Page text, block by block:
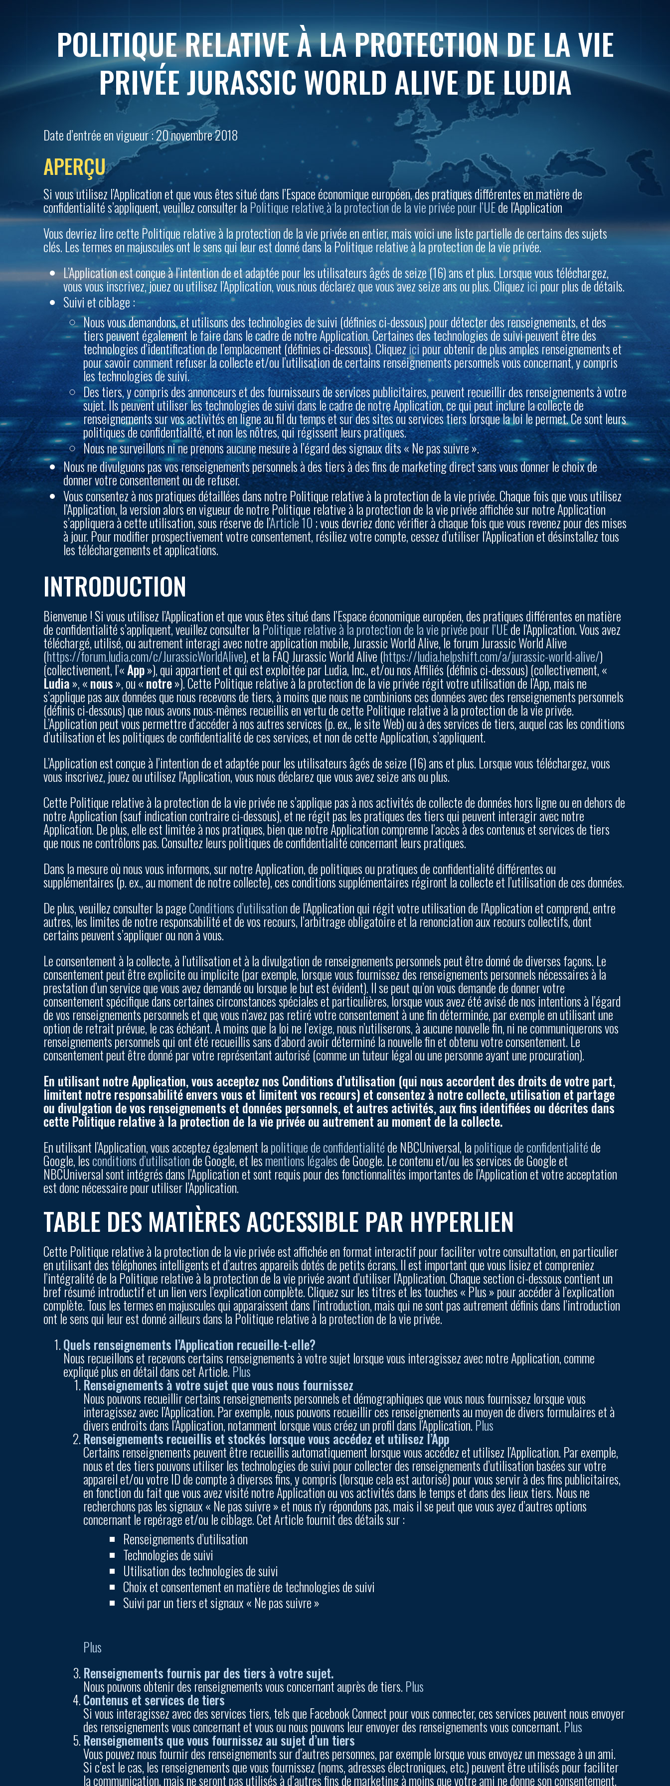
POLITIQUE RELATIVE À LA PROTECTION DE LA VIE
PRIVÉE JURASSIC WORLD ALIVE DE LUDIA
Date d’entrée en vigueur : 20 novembre 2018
APERÇU
Si vous utilisez l’Application et que vous êtes situé dans l’Espace économique européen, des pratiques différentes en matière de
confidentialité s’appliquent, veuillez consulter la Politique relative à la protection de la vie privée pour l’UEde l’Application
Vous devriez lire cette Politique relative à la protection de la vie privée en entier, mais voici une liste partielle de certains des sujets
clés. Les termes en majuscules ont le sens qui leur est donné dans la Politique relative à la protection de la vie privée.
L’Application est conçue à l’intention de et adaptée pour les utilisateurs âgés de seize (16) ans et plus. Lorsque vous téléchargez,
vous vous inscrivez, jouez ou utilisez l’Application, vous nous déclarez que vous avez seize ans ou plus. Cliquez ici pour plus de détails.
Suivi et ciblage :
Nous vous demandons, et utilisons des technologies de suivi (définies ci-dessous) pour détecter des renseignements, et des
tiers peuvent également le faire dans le cadre de notre Application. Certaines des technologies de suivi peuvent être des
technologies d’identification de l’emplacement (définies ci-dessous). Cliquezici pour obtenir de plus amples renseignements et
pour savoir comment refuser la collecte et/ou l’utilisation de certains renseignements personnels vous concernant, y compris
les technologies de suivi.
Des tiers, y compris des annonceurs et des fournisseurs de services publicitaires, peuvent recueillir des renseignements à votre
sujet. Ils peuvent utiliser les technologies de suivi dans le cadre de notre Application, ce qui peut inclure la collecte de
renseignements sur vos activités en ligne au fil du temps et sur des sites ou services tiers lorsque la loi le permet. Ce sont leurs
politiques de confidentialité, et non les nôtres, qui régissent leurs pratiques.
Nous ne surveillons ni ne prenons aucune mesure à l’égard des signaux dits « Ne pas suivre ».
Nous ne divulguons pas vos renseignements personnels à des tiers à des fins de marketing direct sans vous donner le choix de
donner votre consentement ou de refuser.
Vous consentez à nos pratiques détaillées dans notre Politique relative à la protection de la vie privée. Chaque fois que vous utilisez
l’Application, la version alors en vigueur de notre Politique relative à la protection de la vie privée affichée sur notre Application
s’appliquera à cette utilisation, sous réserve de l’Article 10 ; vous devriez donc vérifier à chaque fois que vous revenez pour des mises
à jour. Pour modifier prospectivement votre consentement, résiliez votre compte, cessez d’utiliser l’Application et désinstallez tous
les téléchargements et applications.
INTRODUCTION
Bienvenue ! Si vous utilisez l’Application et que vous êtes situé dans l’Espace économique européen, des pratiques différentes en matière
de confidentialité s’appliquent, veuillez consulter la Politique relative à la protection de la vie privée pour l’UEde l’Application. Vous avez
téléchargé, utilisé, ou autrement interagi avec notre application mobile, Jurassic World Alive, le forum Jurassic World Alive
(https://forum.ludia.com/c/JurassicWorldAlive), et la FAQ Jurassic World Alive (https://ludia.helpshift.com/a/jurassic-world-alive/)
(collectivement, l’«App»), qui appartient et qui est exploitée par Ludia, Inc., et/ou nos Affiliés (définis ci-dessous) (collectivement, «
Ludia», «nous», ou «notre»). Cette Politique relative à la protection de la vie privée régit votre utilisation de l’App, mais ne
s’applique pas aux données que nous recevons de tiers, à moins que nous ne combinions ces données avec des renseignements personnels
(définis ci-dessous) que nous avons nous-mêmes recueillis en vertu de cette Politique relative à la protection de la vie privée.
L’Application peut vous permettre d’accéder à nos autres services (p. ex., le site Web) ou à des services de tiers, auquel cas les conditions
d’utilisation et les politiques de confidentialité de ces services, et non de cette Application, s’appliquent.
L’Application est conçue à l’intention de et adaptée pour les utilisateurs âgés de seize (16) ans et plus. Lorsque vous téléchargez, vous
vous inscrivez, jouez ou utilisez l’Application, vous nous déclarez que vous avez seize ans ou plus.
Cette Politique relative à la protection de la vie privée ne s’applique pas à nos activités de collecte de données hors ligne ou en dehors de
notre Application (sauf indication contraire ci-dessous), et ne régit pas les pratiques des tiers qui peuvent interagir avec notre
Application. De plus, elle est limitée à nos pratiques, bien que notre Application comprenne l’accès à des contenus et services de tiers
que nous ne contrôlons pas. Consultez leurs politiques de confidentialité concernant leurs pratiques.
Dans la mesure où nous vous informons, sur notre Application, de politiques ou pratiques de confidentialité différentes ou
supplémentaires (p. ex., au moment de notre collecte), ces conditions supplémentaires régiront la collecte et l’utilisation de ces données.
De plus, veuillez consulter la pageConditions d’utilisationde l’Application qui régit votre utilisation de l’Application et comprend, entre
autres, les limites de notre responsabilité et de vos recours, l’arbitrage obligatoire et la renonciation aux recours collectifs, dont
certains peuvent s’appliquer ou non à vous.
Le consentement à la collecte, à l’utilisation et à la divulgation de renseignements personnels peut être donné de diverses façons. Le
consentement peut être explicite ou implicite (par exemple, lorsque vous fournissez des renseignements personnels nécessaires à la
prestation d’un service que vous avez demandé ou lorsque le but est évident). Il se peut qu’on vous demande de donner votre
consentement spécifique dans certaines circonstances spéciales et particulières, lorsque vous avez été avisé de nos intentions à l’égard
de vos renseignements personnels et que vous n’avez pas retiré votre consentement à une fin déterminée, par exemple en utilisant une
option de retrait prévue, le cas échéant. À moins que la loi ne l’exige, nous n’utiliserons, à aucune nouvelle fin, ni ne communiquerons vos
renseignements personnels qui ont été recueillis sans d’abord avoir déterminé la nouvelle fin et obtenu votre consentement. Le
consentement peut être donné par votre représentant autorisé (comme un tuteur légal ou une personne ayant une procuration).
En utilisant notre Application, vous acceptez nos Conditions d’utilisation (qui nous accordent des droits de votre part,
limitent notre responsabilité envers vous et limitent vos recours) et consentez à notre collecte, utilisation et partage
ou divulgation de vos renseignements et données personnels, et autres activités, aux fins identifiées ou décrites dans
cette Politique relative à la protection de la vie privée ou autrement au moment de la collecte.
En utilisant l’Application, vous acceptez également lapolitique de confidentialitéde NBCUniversal, lapolitique de confidentialitéde
Google, lesconditions d’utilisationde Google, et lesmentions légalesde Google. Le contenu et/ou les services de Google et
NBCUniversal sont intégrés dans l’Application et sont requis pour des fonctionnalités importantes de l’Application et votre acceptation
est donc nécessaire pour utiliser l’Application.
TABLE DES MATIÈRES ACCESSIBLE PAR HYPERLIEN
Cette Politique relative à la protection de la vie privée est affichée en format interactif pour faciliter votre consultation, en particulier
en utilisant des téléphones intelligents et d’autres appareils dotés de petits écrans. Il est important que vous lisiez et compreniez
l’intégralité de la Politique relative à la protection de la vie privée avant d’utiliser l’Application. Chaque section ci-dessous contient un
bref résumé introductif et un lien vers l’explication complète. Cliquez sur les titres et les touches « Plus » pour accéder à l’explication
complète. Tous les termes en majuscules qui apparaissent dans l’introduction, mais qui ne sont pas autrement définis dans l’introduction
ont le sens qui leur est donné ailleurs dans la Politique relative à la protection de la vie privée.
Quels renseignements l’Application recueille-t-elle?
Nous recueillons et recevons certains renseignements à votre sujet lorsque vous interagissez avec notre Application, comme
expliqué plus en détail dans cet Article. Plus
Renseignements à votre sujet que vous nous fournissez
Nous pouvons recueillir certains renseignements personnels et démographiques que vous nous fournissez lorsque vous
interagissez avec l’Application. Par exemple, nous pouvons recueillir ces renseignements au moyen de divers formulaires et à
divers endroits dans l’Application, notamment lorsque vous créez un profil dans l’Application. Plus
Renseignements recueillis et stockés lorsque vous accédez et utilisez l’App
Certains renseignements peuvent être recueillis automatiquement lorsque vous accédez et utilisez l’Application. Par exemple,
nous et des tiers pouvons utiliser les technologies de suivi pour collecter des renseignements d’utilisation basées sur votre
appareil et/ou votre ID de compte à diverses fins, y compris (lorsque cela est autorisé) pour vous servir à des fins publicitaires,
en fonction du fait que vous avez visité notre Application ou vos activités dans le temps et dans des lieux tiers. Nous ne
recherchons pas les signaux « Ne pas suivre » et nous n’y répondons pas, mais il se peut que vous ayez d’autres options
concernant le repérage et/ou le ciblage. Cet Article fournit des détails sur :
Renseignements d’utilisation
Technologies de suivi
Utilisation des technologies de suivi
Choix et consentement en matière de technologies de suivi
Suivi par un tiers et signaux « Ne pas suivre »
Plus
Renseignements fournis par des tiers à votre sujet.
Nous pouvons obtenir des renseignements vous concernant auprès de tiers. Plus
Contenus et services de tiers
Si vous interagissez avec des services tiers, tels que Facebook Connect pour vous connecter, ces services peuvent nous envoyer
des renseignements vous concernant et vous ou nous pouvons leur envoyer des renseignements vous concernant. Plus
Renseignements que vous fournissez au sujet d’un tiers
Vous pouvez nous fournir des renseignements sur d’autres personnes, par exemple lorsque vous envoyez un message à un ami.
Si c’est le cas, les renseignements que vous fournissez (noms, adresses électroniques, etc.) peuvent être utilisés pour faciliter
la communication, mais ne seront pas utilisés à d’autres fins de marketing à moins que votre ami ne donne son consentement.